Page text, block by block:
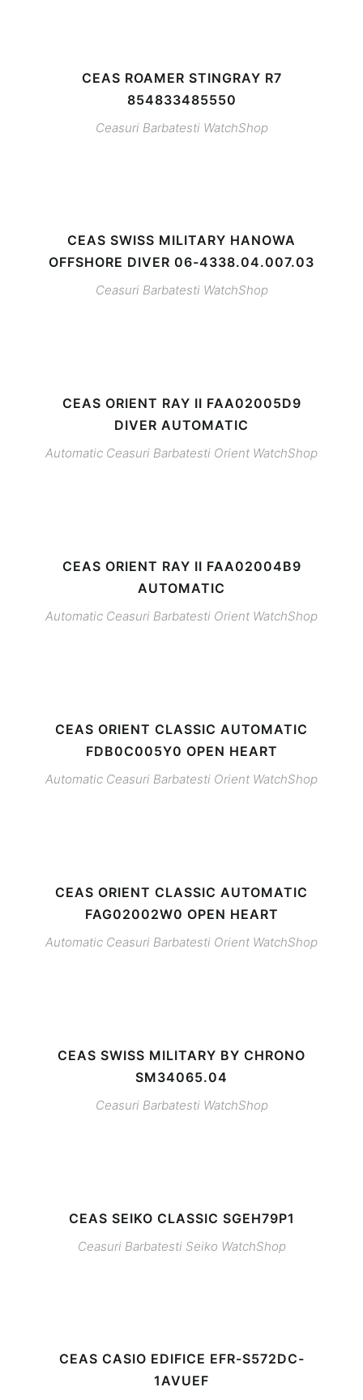
CEAS ROAMER STINGRAY R7
854833485550
Ceasuri Barbatesti WatchShop
CEAS SWISS MILITARY HANOWA
OFFSHORE DIVER 06-4338.04.007.03
Ceasuri Barbatesti WatchShop
CEAS ORIENT RAY II FAA02005D9
DIVER AUTOMATIC
Automatic Ceasuri Barbatesti Orient WatchShop
CEAS ORIENT RAY II FAA02004B9
AUTOMATIC
Automatic Ceasuri Barbatesti Orient WatchShop
CEAS ORIENT CLASSIC AUTOMATIC
FDB0C005Y0 OPEN HEART
Automatic Ceasuri Barbatesti Orient WatchShop
CEAS ORIENT CLASSIC AUTOMATIC
FAG02002W0 OPEN HEART
Automatic Ceasuri Barbatesti Orient WatchShop
CEAS SWISS MILITARY BY CHRONO
SM34065.04
Ceasuri Barbatesti WatchShop
CEAS SEIKO CLASSIC SGEH79P1
Ceasuri Barbatesti Seiko WatchShop
CEAS CASIO EDIFICE EFR-S572DC-
1AVUEF